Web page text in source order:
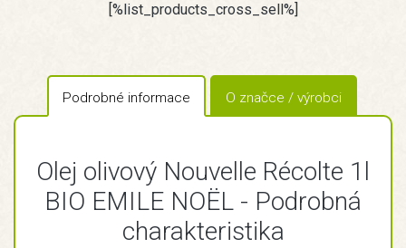
[%list_products_cross_sell%]
Podrobné informace O značce / výrobci
Olej olivový Nouvelle Récolte 1l
BIO EMILE NOËL - Podrobná
charakteristika